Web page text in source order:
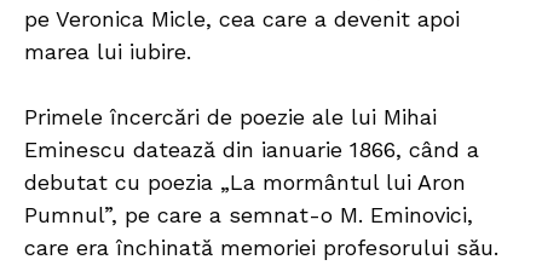
pe Veronica Micle, cea care a devenit apoi
marea lui iubire.
Primele încercări de poezie ale lui Mihai
Eminescu datează din ianuarie 1866, când a
debutat cu poezia „La mormântul lui Aron
Pumnul”, pe care a semnat-o M. Eminovici,
care era închinată memoriei profesorului său.